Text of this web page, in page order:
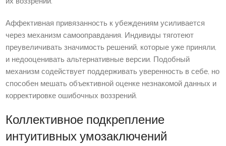
Аффективная привязанность к убеждениям усиливается
через механизм самооправдания. Индивиды тяготеют
преувеличивать значимость решений, которые уже приняли,
и недооценивать альтернативные версии. Подобный
механизм содействует поддерживать уверенность в себе, но
способен мешать объективной оценке незнакомой данных и
корректировке ошибочных воззрений.
Коллективное подкрепление
интуитивных умозаключений